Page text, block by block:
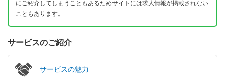
にご紹介してしまうこともあるためサイトには求人情報が掲載されない
こともあります。
サービスのご紹介
サービスの魅力